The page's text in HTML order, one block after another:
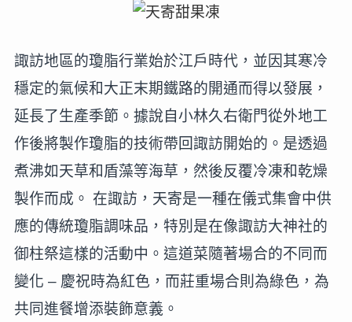
諏訪地區的瓊脂行業始於江戶時代，並因其寒冷
穩定的氣候和大正末期鐵路的開通而得以發展，
延長了生產季節。據說自小林久右衛門從外地工
作後將製作瓊脂的技術帶回諏訪開始的。是透過
煮沸如天草和盾藻等海草，然後反覆冷凍和乾燥
製作而成。 在諏訪，天寄是一種在儀式集會中供
應的傳統瓊脂調味品，特別是在像諏訪大神社的
御柱祭這樣的活動中。這道菜隨著場合的不同而
變化 – 慶祝時為紅色，而莊重場合則為綠色，為
共同進餐增添裝飾意義。